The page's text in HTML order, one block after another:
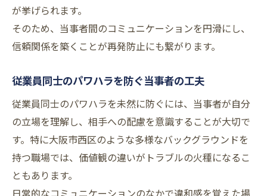
が挙げられます。
そのため、当事者間のコミュニケーションを円滑にし、
信頼関係を築くことが再発防止にも繋がります。
従業員同士のパワハラを防ぐ当事者の工夫
従業員同士のパワハラを未然に防ぐには、当事者が自分
の立場を理解し、相手への配慮を意識することが大切で
す。特に大阪市西区のような多様なバックグラウンドを
持つ職場では、価値観の違いがトラブルの火種になるこ
ともあります。